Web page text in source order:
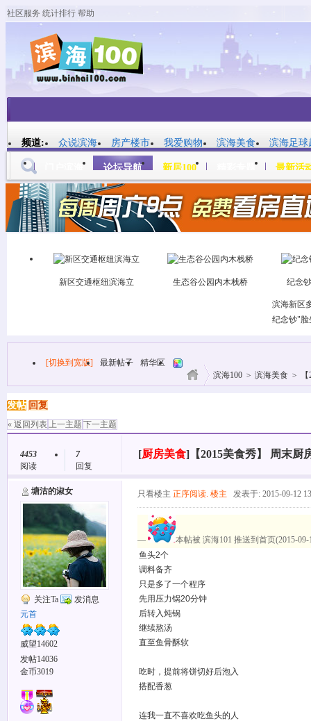
社区服务 统计排行 帮助
左右分栏
门户滨海 论坛导航 新居100 精彩专题 最新活
频道: 众说滨海 房产楼市 我爱购物 滨海美食 滨海足球
帖子
新区交通枢纽滨海立 生态谷公园内木栈桥 纪念
滨海新区
纪念钞"脸
[切换到宽版] 最新帖子
精华区
滨海100 > 滨海美食 >
发帖 回复
« 返回列表上一主题 下一主题
4453
阅读
7
回复
[厨房美食] 【2015美食秀】 周末厨
塘沽的淑女
关注Ta
发消息
元首
威望14602
发帖14036
金币3019
只看楼主 正序阅读. 楼主 发表于: 2015-09-12
—
本帖被 滨海101 推送到首页(2015-
鱼头2个
调料备齐
只是多了一个程序
先用压力锅20分钟
后转入炖锅
继续熬汤
直至鱼骨酥软
吃时，提前将饼切好后泡入
搭配香葱
连我一直不喜欢吃鱼头的人